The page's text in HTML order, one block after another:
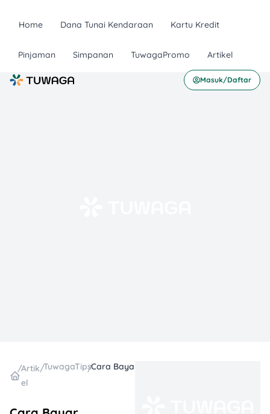
Home Dana Tunai Kendaraan Kartu Kredit
Pinjaman Simpanan TuwagaPromo Artikel
Masuk/Daftar
/Artik
el
/TuwagaTips
/